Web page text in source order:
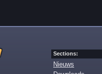
Sections:
Nieuws